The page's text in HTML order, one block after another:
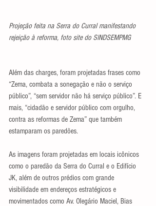
Projeção feita na Serra do Curral manifestando
rejeição à reforma, foto site do SINDSEMPMG
Além das charges, foram projetadas frases como
“Zema, combata a sonegação e não o serviço
público”, “sem servidor não há serviço público”. E
mais, “cidadão e servidor público com orgulho,
contra as reformas de Zema” que também
estamparam os paredões.
As imagens foram projetadas em locais icônicos
como o paredão da Serra do Curral e o Edifício
JK, além de outros prédios com grande
visibilidade em endereços estratégicos e
movimentados como Av. Olegário Maciel, Bias